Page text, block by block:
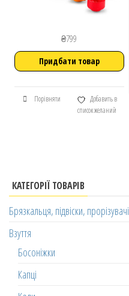
₴799
Придбати товар
Порівняти
Добавить в
список желаний
КАТЕГОРІЇ ТОВАРІВ
Брязкальця, підвіски, прорізувачі
Взуття
Босоніжки
Капці